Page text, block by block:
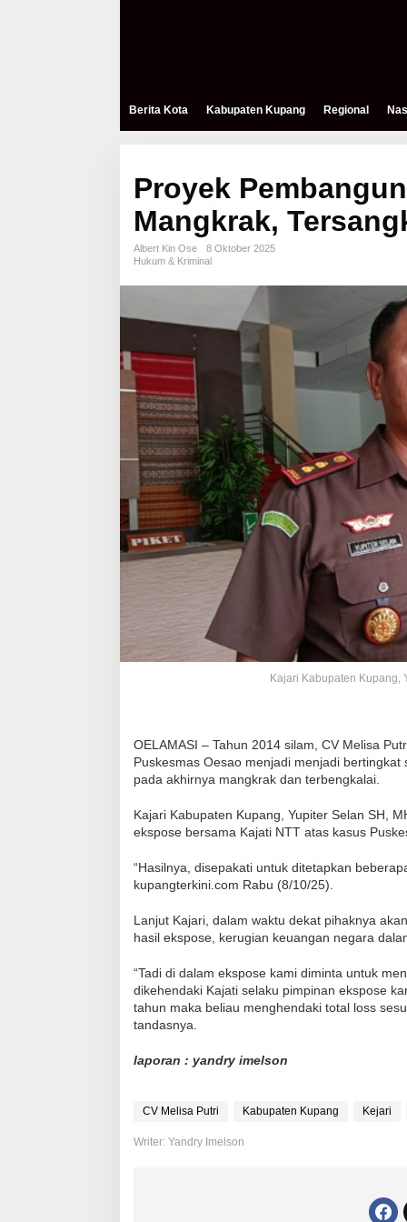
Berita Kota Kabupaten Kupang Regional
Proyek
Mangkrak,
Albert Kin Ose
8 Oktober 2025
Hukum & Kriminal
Kajari Kabupaten Kupang,
OELAMASI – Tahun 2014 silam, CV Melisa
Puskesmas Oesao menjadi menjadi
pada akhirnya mangkrak dan terbengkalai.
Kajari Kabupaten Kupang, Yupiter Selan SH,
ekspose bersama Kajati NTT atas kasus
“Hasilnya, disepakati untuk ditetapkan
kupangterkini.com Rabu (8/10/25).
Lanjut Kajari, dalam waktu dekat pihaknya
hasil ekspose, kerugian keuangan negara
“Tadi di dalam ekspose kami diminta untuk
dikehendaki Kajati selaku pimpinan ekspose
tahun maka beliau menghendaki total loss
tandasnya.
laporan : yandry imelson
CV Melisa Putri Kabupaten Kupang Kejari
Writer: Yandry Imelson